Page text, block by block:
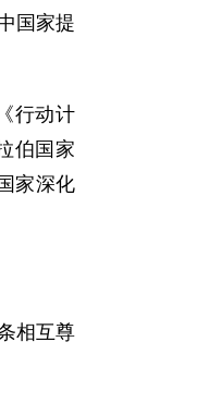
国家提
行动计
伯国家
家深化
相互尊